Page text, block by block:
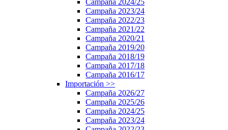
Campaña 2024/25
Campaña 2023/24
Campaña 2022/23
Campaña 2021/22
Campaña 2020/21
Campaña 2019/20
Campaña 2018/19
Campaña 2017/18
Campaña 2016/17
Importación >>
Campaña 2026/27
Campaña 2025/26
Campaña 2024/25
Campaña 2023/24